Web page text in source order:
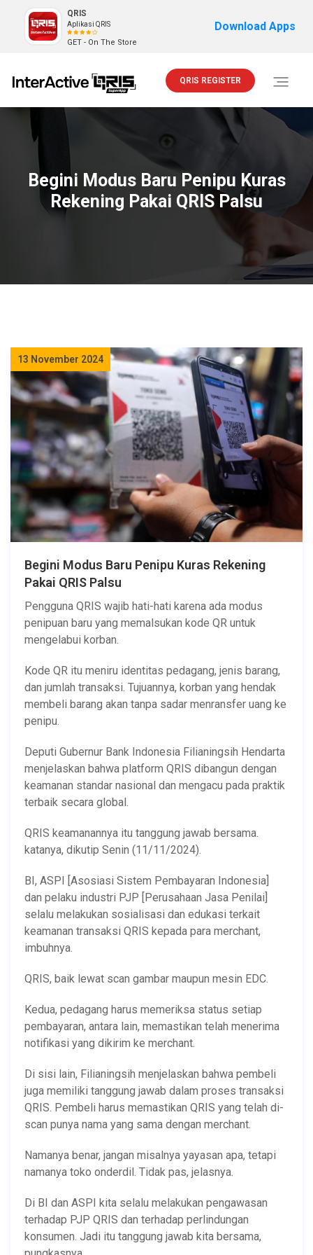
QRIS
Aplikasi QRIS
GET - On The Store
Download Apps
Toggle
QRIS REGISTER
Begini Modus Baru Penipu Kuras
Rekening Pakai QRIS Palsu
13 November 2024
Begini Modus Baru Penipu Kuras Rekening
Pakai QRIS Palsu
Pengguna QRIS wajib hati-hati karena ada modus
penipuan baru yang memalsukan kode QR untuk
mengelabui korban.
Kode QR itu meniru identitas pedagang, jenis barang,
dan jumlah transaksi. Tujuannya, korban yang hendak
membeli barang akan tanpa sadar menransfer uang ke
penipu.
Deputi Gubernur Bank Indonesia Filianingsih Hendarta
menjelaskan bahwa platform QRIS dibangun dengan
keamanan standar nasional dan mengacu pada praktik
terbaik secara global.
QRIS keamanannya itu tanggung jawab bersama.
katanya, dikutip Senin (11/11/2024).
BI, ASPI [Asosiasi Sistem Pembayaran Indonesia]
dan pelaku industri PJP [Perusahaan Jasa Penilai]
selalu melakukan sosialisasi dan edukasi terkait
keamanan transaksi QRIS kepada para merchant,
imbuhnya.
QRIS, baik lewat scan gambar maupun mesin EDC.
Kedua, pedagang harus memeriksa status setiap
pembayaran, antara lain, memastikan telah menerima
notifikasi yang dikirim ke merchant.
Di sisi lain, Filianingsih menjelaskan bahwa pembeli
juga memiliki tanggung jawab dalam proses transaksi
QRIS. Pembeli harus memastikan QRIS yang telah di-
scan punya nama yang sama dengan merchant.
Namanya benar, jangan misalnya yayasan apa, tetapi
namanya toko onderdil. Tidak pas, jelasnya.
Di BI dan ASPI kita selalu melakukan pengawasan
terhadap PJP QRIS dan terhadap perlindungan
konsumen. Jadi itu tanggung jawab kita bersama,